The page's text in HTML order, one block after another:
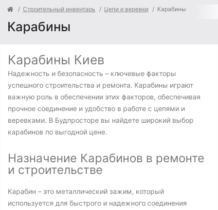
Строительный инвентарь Цепи и веревки Карабины
Карабины
Карабины Киев
Надежность и безопасность – ключевые факторы
успешного строительства и ремонта. Карабины играют
важную роль в обеспечении этих факторов, обеспечивая
прочное соединение и удобство в работе с цепями и
веревками. В Будпросторе вы найдете широкий выбор
карабинов по выгодной цене.
Назначение Карабинов в ремонте
и строительстве
Карабин – это металлический зажим, который
используется для быстрого и надежного соединения